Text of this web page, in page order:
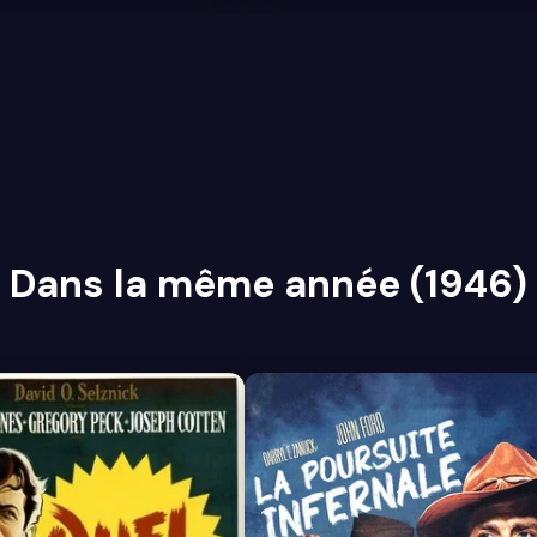
Dans la même année (1946)